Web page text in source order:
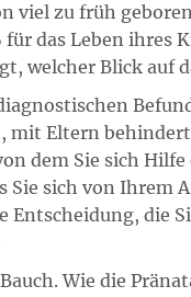
viel zu früh
das Leben ihres
welcher Blick auf
mit Eltern
dem Sie sich
Sie sich von
Entscheidung, die
Wie die